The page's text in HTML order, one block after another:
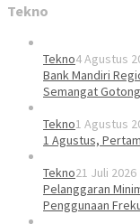
Tekno
Tekno4 Agustus
Bank Mandiri
Semangat
Tekno1 Agustus
1 Agustus,
Tekno21 Juli 2026
Pelanggaran
Penggunaan